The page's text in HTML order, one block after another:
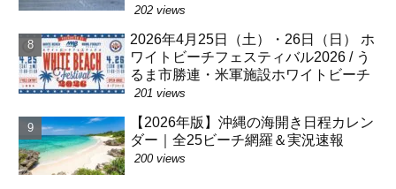
202 views
2026年4月25日（土）・26日（日） ホ
ワイトビーチフェスティバル2026 / う
るま市勝連・米軍施設ホワイトビーチ
201 views
【2026年版】沖縄の海開き日程カレン
ダー｜全25ビーチ網羅＆実況速報
200 views